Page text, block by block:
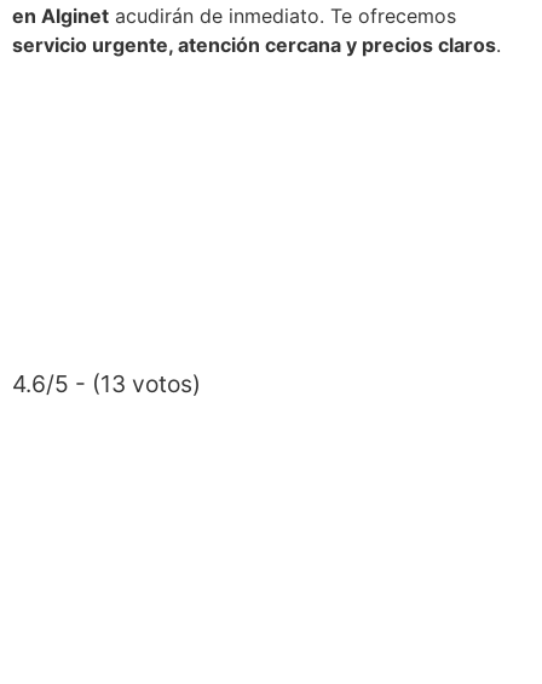
en Alginet acudirán de inmediato. Te ofrecemos
servicio urgente, atención cercana y precios claros.
4.6/5 - (13 votos)